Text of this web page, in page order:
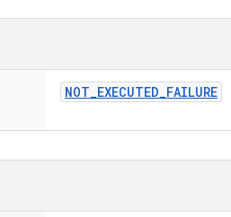
NOT_EXECUTED_FAILURE